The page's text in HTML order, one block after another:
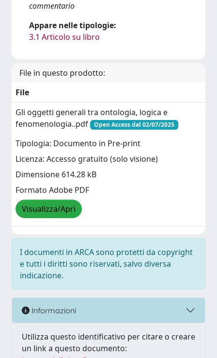
commentario
Appare nelle tipologie:
3.1 Articolo su libro
File in questo prodotto:
File
Gli oggetti generali tra ontologia, logica e
fenomenologia..pdf
Open Access dal 02/07/2025
Tipologia: Documento in Pre-print
Licenza: Accesso gratuito (solo visione)
Dimensione 614.28 kB
Formato Adobe PDF
Visualizza/Apri
I documenti in ARCA sono protetti da copyright
e tutti i diritti sono riservati, salvo diversa
indicazione.
Informazioni
Utilizza questo identificativo per citare o creare
un link a questo documento: